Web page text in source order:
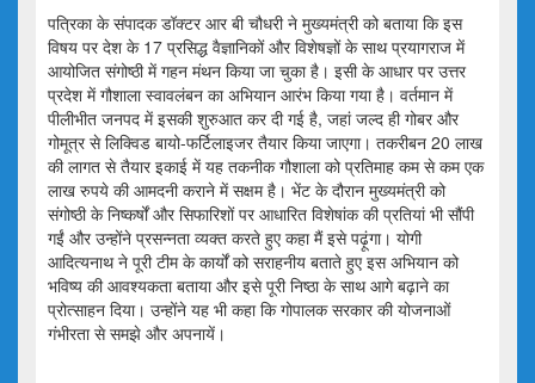
पत्रिका के संपादक डॉक्टर आर बी चौधरी ने मुख्यमंत्री को बताया कि इस
विषय पर देश के 17 प्रसिद्ध वैज्ञानिकों और विशेषज्ञों के साथ प्रयागराज में
आयोजित संगोष्ठी में गहन मंथन किया जा चुका है। इसी के आधार पर उत्तर
प्रदेश में गौशाला स्वावलंबन का अभियान आरंभ किया गया है। वर्तमान में
पीलीभीत जनपद में इसकी शुरुआत कर दी गई है, जहां जल्द ही गोबर और
गोमूत्र से लिक्विड बायो-फर्टिलाइजर तैयार किया जाएगा। तकरीबन 20 लाख
की लागत से तैयार इकाई में यह तकनीक गौशाला को प्रतिमाह कम से कम एक
लाख रुपये की आमदनी कराने में सक्षम है। भेंट के दौरान मुख्यमंत्री को
संगोष्ठी के निष्कर्षों और सिफारिशों पर आधारित विशेषांक की प्रतियां भी सौंपी
गईं और उन्होंने प्रसन्नता व्यक्त करते हुए कहा मैं इसे पढ़ूंगा। योगी
आदित्यनाथ ने पूरी टीम के कार्यों को सराहनीय बताते हुए इस अभियान को
भविष्य की आवश्यकता बताया और इसे पूरी निष्ठा के साथ आगे बढ़ाने का
प्रोत्साहन दिया। उन्होंने यह भी कहा कि गोपालक सरकार की योजनाओं
गंभीरता से समझे और अपनायें।